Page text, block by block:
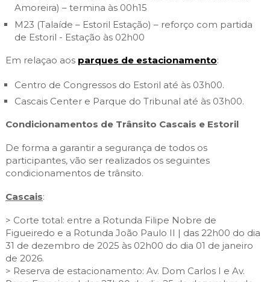
Amoreira) – termina às 00h15
M23 (Talaíde – Estoril Estação) – reforço com partida
de Estoril - Estação às 02h00
Em relaçao aos parques de estacionamento:
Centro de Congressos do Estoril até às 03h00.
Cascais Center e Parque do Tribunal até às 03h00.
Condicionamentos de Trânsito Cascais e Estoril
De forma a garantir a segurança de todos os
participantes, vão ser realizados os seguintes
condicionamentos de trânsito.
Cascais:
> Corte total: entre a Rotunda Filipe Nobre de
Figueiredo e a Rotunda João Paulo II | das 22h00 do dia
31 de dezembro de 2025 às 02h00 do dia 01 de janeiro
de 2026.
> Reserva de estacionamento: Av. Dom Carlos I e Av.